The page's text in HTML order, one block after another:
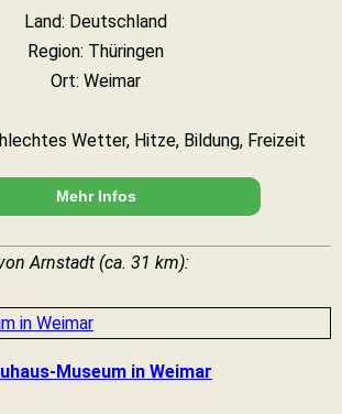
Land: Deutschland
Region: Thüringen
Ort: Weimar
Wetter, Hitze, Bildung, Freizeit
Mehr Infos
Arnstadt (ca. 31 km):
Museum in Weimar